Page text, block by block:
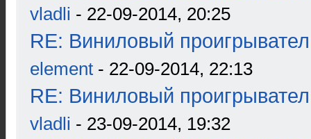
vladli - 22-09-2014, 20:25
RE: Виниловый
element - 22-09-2014, 22:13
RE: Виниловый
vladli - 23-09-2014, 19:32